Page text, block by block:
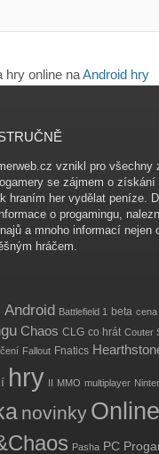
hry online naAndroid hry
vznikl pro všechny
se zájmem o
hraním her vydělat peníze.
o progamingu,
a mnoho informací nejen
hráčem.
Android Battlefield 1 beta cena
Chaos CLG co hrát Couter
Fallout Fnatics
hry II MMO multiplayer
novinky Online
Pasha PC